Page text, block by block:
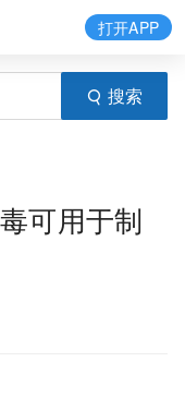
搜索
打开APP
可用于制